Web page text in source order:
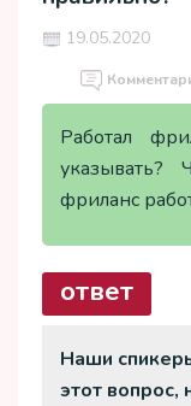
19.05.2020
Работал
фриланс
ответ
Наши
этот вопрос,